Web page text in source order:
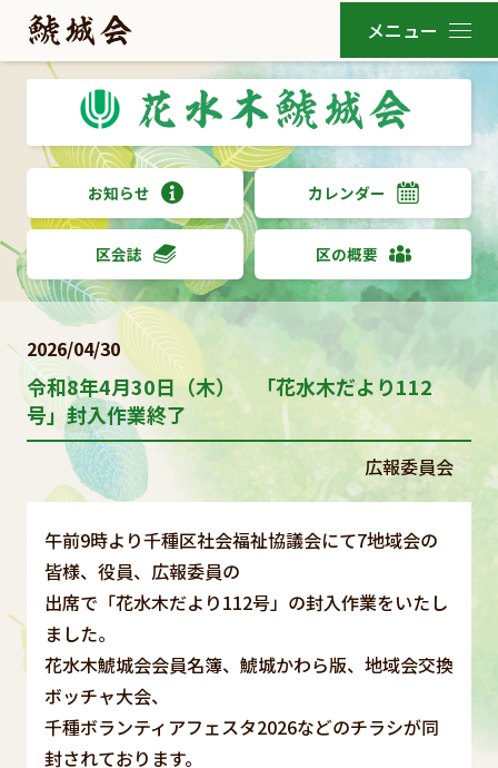
お知らせ カレンダー
区会誌 区の概要
2026/04/30
令和8年4月30日（木） 「花水木だより112
号」封入作業終了
広報委員会
午前9時より千種区社会福祉協議会にて7地域会の
皆様、役員、広報委員の
出席で「花水木だより112号」の封入作業をいたし
ました。
花水木鯱城会会員名簿、鯱城かわら版、地域会交換
ボッチャ大会、
千種ボランティアフェスタ2026などのチラシが同
封されております。